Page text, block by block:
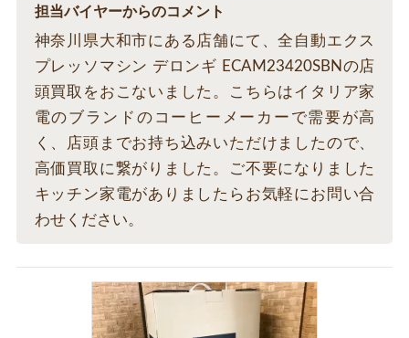
担当バイヤーからのコメント
神奈川県大和市にある店舗にて、全自動エクス
プレッソマシン デロンギ ECAM23420SBNの店
頭買取をおこないました。こちらはイタリア家
電のブランドのコーヒーメーカーで需要が高
く、店頭までお持ち込みいただけましたので、
高価買取に繋がりました。ご不要になりました
キッチン家電がありましたらお気軽にお問い合
わせください。